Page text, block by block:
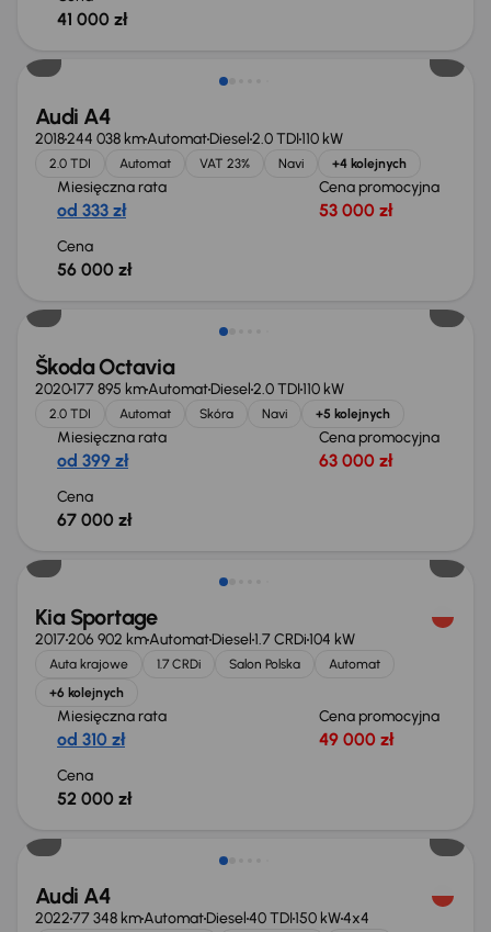
41 000 zł
Audi A4
2018244 038 kmAutomatDiesel2.0 TDI110 kW
2.0 TDI Automat VAT 23% Navi +4 kolejnych
Miesięczna rata
od 333 zł
Cena promocyjna
53 000 zł
Cena
56 000 zł
Škoda Octavia
2020177 895 kmAutomatDiesel2.0 TDI110 kW
2.0 TDI Automat Skóra Navi +5 kolejnych
Miesięczna rata
od 399 zł
Cena promocyjna
63 000 zł
Cena
67 000 zł
Kia Sportage
2017206 902 kmAutomatDiesel1.7 CRDi104 kW
Auta krajowe 1.7 CRDi Salon Polska
Automat
+6 kolejnych
Miesięczna rata
od 310 zł
Cena promocyjna
49 000 zł
Cena
52 000 zł
Taniej o 1 000 zł
Audi A4
202277 348 kmAutomatDiesel40 TDI150 kW4x4